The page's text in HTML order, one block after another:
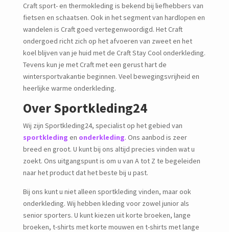
Craft sport- en thermokleding is bekend bij liefhebbers van
fietsen en schaatsen. Ook in het segment van hardlopen en
wandelen is Craft goed vertegenwoordigd. Het Craft
ondergoed richt zich op het afvoeren van zweet en het
koel blijven van je huid met de Craft Stay Cool onderkleding.
Tevens kun je met Craft met een gerust hart de
wintersportvakantie beginnen. Veel bewegingsvrijheid en
heerlijke warme onderkleding.
Over Sportkleding24
Wij zijn Sportkleding24, specialist op het gebied van
sportkleding en onderkleding. Ons aanbod is zeer
breed en groot. U kunt bij ons altijd precies vinden wat u
zoekt. Ons uitgangspunt is om u van A tot Z te begeleiden
naar het product dat het beste bij u past.
Bij ons kunt u niet alleen sportkleding vinden, maar ook
onderkleding. Wij hebben kleding voor zowel junior als
senior sporters. U kunt kiezen uit korte broeken, lange
broeken, t-shirts met korte mouwen en t-shirts met lange